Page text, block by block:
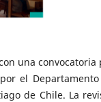
una
el
de Chile. La